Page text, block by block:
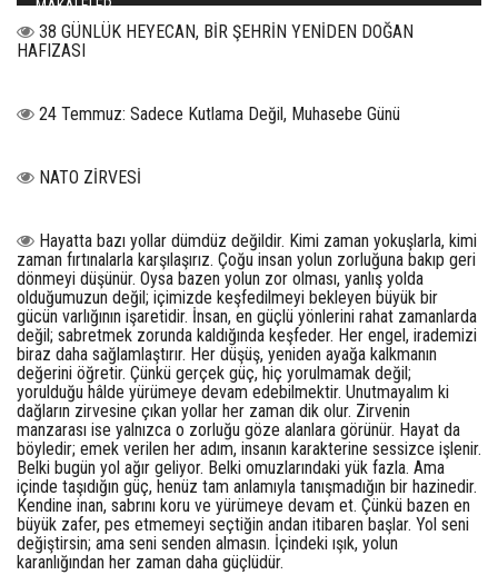
MAKALELER
38 GÜNLÜK HEYECAN, BİR ŞEHRİN YENİDEN DOĞAN
HAFIZASI
24 Temmuz: Sadece Kutlama Değil, Muhasebe Günü
NATO ZİRVESİ
Hayatta bazı yollar dümdüz değildir. Kimi zaman yokuşlarla, kimi
zaman fırtınalarla karşılaşırız. Çoğu insan yolun zorluğuna bakıp geri
dönmeyi düşünür. Oysa bazen yolun zor olması, yanlış yolda
olduğumuzun değil; içimizde keşfedilmeyi bekleyen büyük bir
gücün varlığının işaretidir. İnsan, en güçlü yönlerini rahat zamanlarda
değil; sabretmek zorunda kaldığında keşfeder. Her engel, irademizi
biraz daha sağlamlaştırır. Her düşüş, yeniden ayağa kalkmanın
değerini öğretir. Çünkü gerçek güç, hiç yorulmamak değil;
yorulduğu hâlde yürümeye devam edebilmektir. Unutmayalım ki
dağların zirvesine çıkan yollar her zaman dik olur. Zirvenin
manzarası ise yalnızca o zorluğu göze alanlara görünür. Hayat da
böyledir; emek verilen her adım, insanın karakterine sessizce işlenir.
Belki bugün yol ağır geliyor. Belki omuzlarındaki yük fazla. Ama
içinde taşıdığın güç, henüz tam anlamıyla tanışmadığın bir hazinedir.
Kendine inan, sabrını koru ve yürümeye devam et. Çünkü bazen en
büyük zafer, pes etmemeyi seçtiğin andan itibaren başlar. Yol seni
değiştirsin; ama seni senden almasın. İçindeki ışık, yolun
karanlığından her zaman daha güçlüdür.